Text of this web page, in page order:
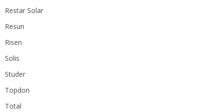
Restar Solar
Resun
Risen
Solis
Studer
Topdon
Total